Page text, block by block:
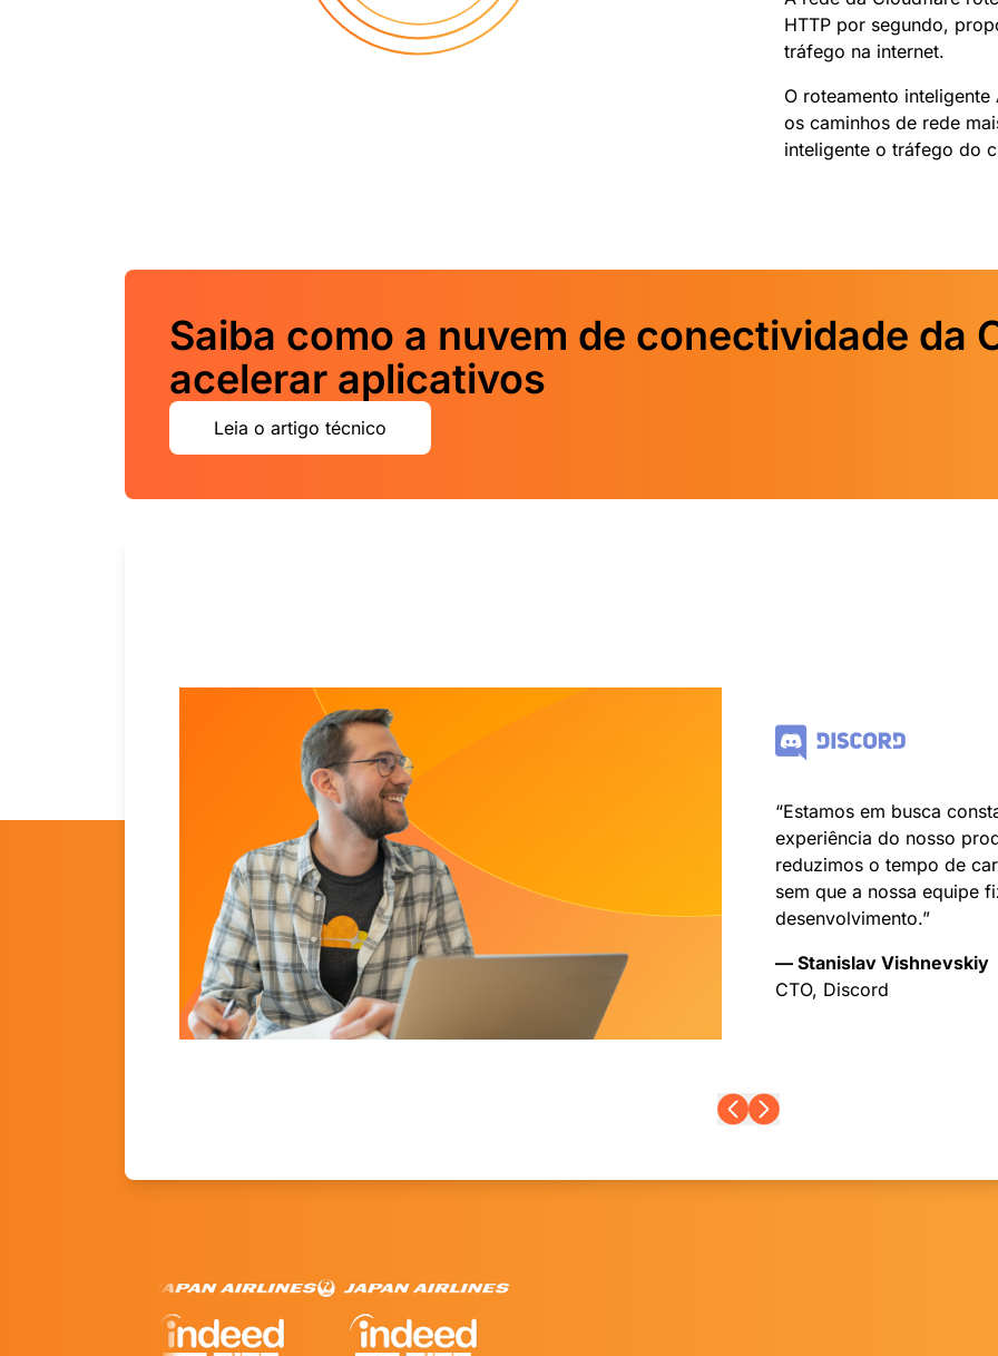
HTTP por segundo,
tráfego na internet.
O roteamento
os caminhos de rede
inteligente o tráfego do
Saiba como a nuvem de conectividade da
acelerar aplicativos
Leia o artigo técnico
“Estamos em busca
experiência do nosso
reduzimos o tempo de
sem que a nossa equipe
desenvolvimento.”
— Stanislav Vishnevskiy
CTO, Discord